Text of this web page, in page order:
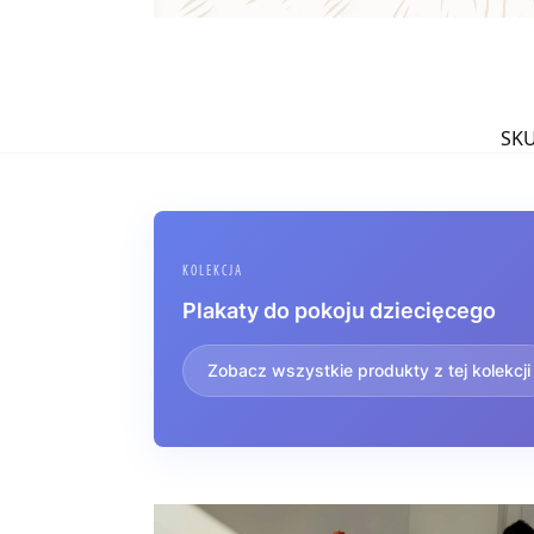
KOLEKCJA
Plakaty do pokoju dziecięcego
Zobacz wszystkie produkty z tej kolekcji